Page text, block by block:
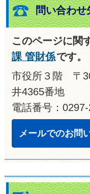
問い合わせ
このページに関
課 管財係です。
市役所３階 〒
井4365番地
電話番号：0297-
メールでのお問